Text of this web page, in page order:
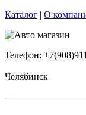
Каталог | О
Телефон:
Челябинск